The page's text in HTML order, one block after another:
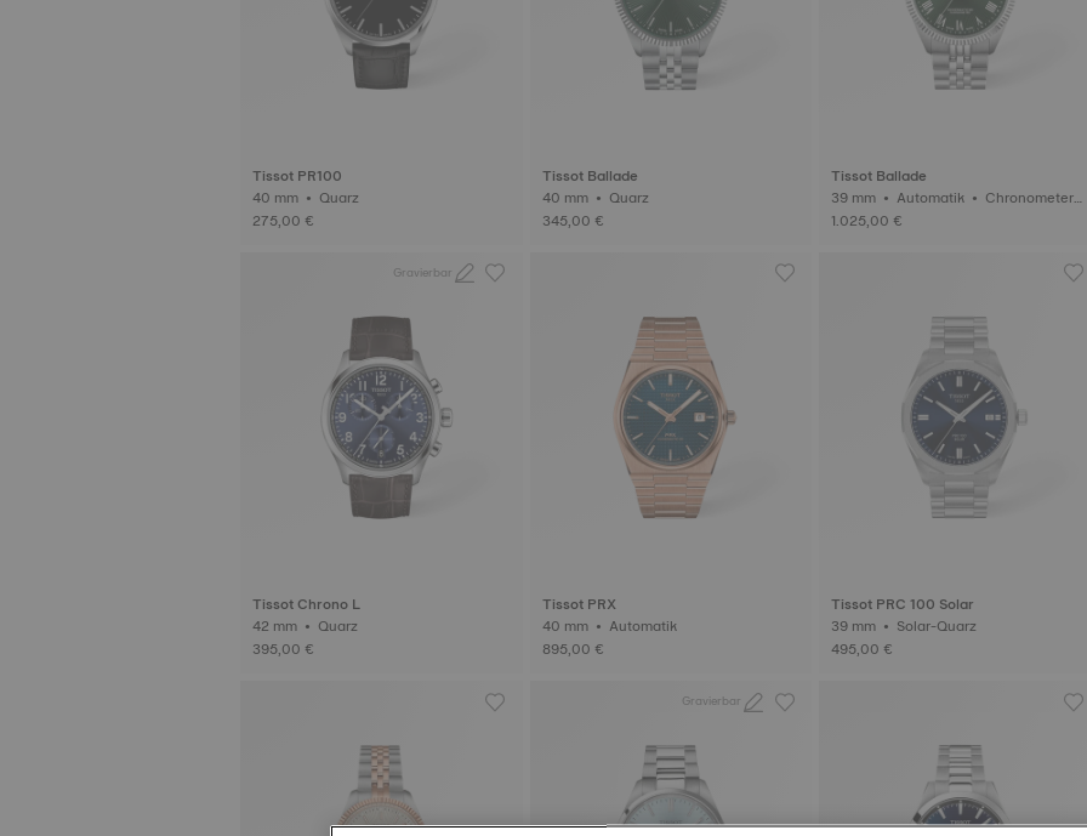
Tissot PR100
40 mm • Quarz
275,00 €
Tissot Ballade
40 mm • Quarz
345,00 €
Tissot Ballade
39 mm • Automatik • Chronometer
(COSC)
1.025,00 €
Gravierbar
Tissot Chrono L
42 mm • Quarz
395,00 €
Tissot PRX
40 mm • Automatik
895,00 €
Tissot PRC 100 Solar
39 mm • Solar-Quarz
495,00 €
Gravierbar